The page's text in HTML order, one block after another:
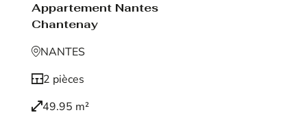
Appartement Nantes
Chantenay
NANTES
2 pièces
49.95 m²